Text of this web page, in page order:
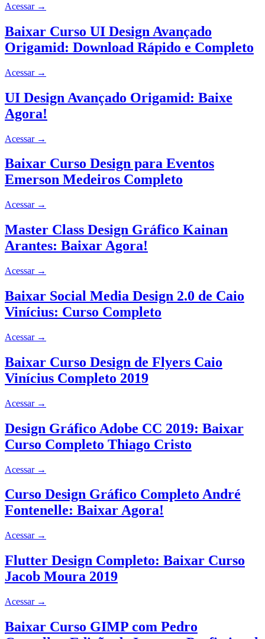
Acessar →
Baixar Curso UI Design Avançado
Origamid: Download Rápido e Completo
Acessar →
UI Design Avançado Origamid: Baixe
Agora!
Acessar →
Baixar Curso Design para Eventos
Emerson Medeiros Completo
Acessar →
Master Class Design Gráfico Kainan
Arantes: Baixar Agora!
Acessar →
Baixar Social Media Design 2.0 de Caio
Vinícius: Curso Completo
Acessar →
Baixar Curso Design de Flyers Caio
Vinícius Completo 2019
Acessar →
Design Gráfico Adobe CC 2019: Baixar
Curso Completo Thiago Cristo
Acessar →
Curso Design Gráfico Completo André
Fontenelle: Baixar Agora!
Acessar →
Flutter Design Completo: Baixar Curso
Jacob Moura 2019
Acessar →
Baixar Curso GIMP com Pedro